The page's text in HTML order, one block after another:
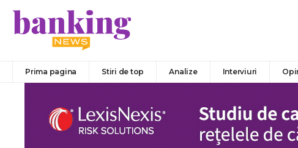
Prima pagina Stiri de top Analize Interviuri